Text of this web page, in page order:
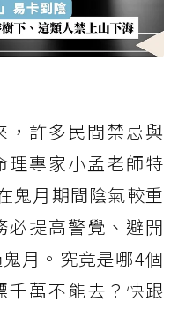
，許多民間禁忌與
理專家小孟老師特
鬼月期間陰氣較重
必提高警覺、避開
月。究竟是哪4個
千萬不能去？快跟